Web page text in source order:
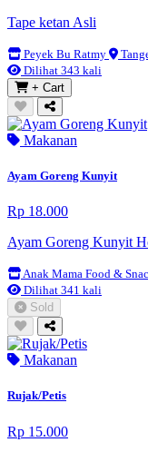
Tape ketan Asli
Peyek Bu Ratmy
Dilihat 343 kali
+ Cart
Makanan
Ayam Goreng Kunyit
Rp 18.000
Ayam Goreng Kunyit
Anak Mama Food &
Dilihat 341 kali
Sold
Makanan
Rujak/Petis
Rp 15.000